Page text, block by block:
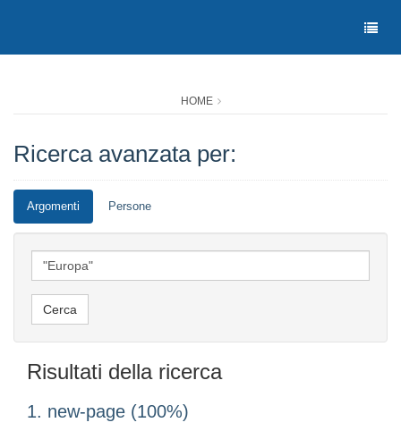
HOME
Ricerca avanzata per:
Argomenti Persone
Risultati della ricerca
1. new-page (100%)